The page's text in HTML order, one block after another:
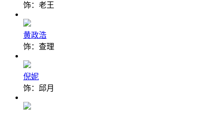
饰：老王
黄政浩
饰：查理
倪妮
饰：邱月